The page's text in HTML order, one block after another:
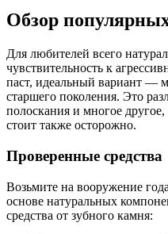
Обзор
Для любителей всего
чувствительность к
паст, идеальный вариант —
старшего поколения. Это
полоскания и многое
стоит также осторожно.
Проверенные средства
Возьмите на вооружение
основе натуральных
средства от зубного камня: